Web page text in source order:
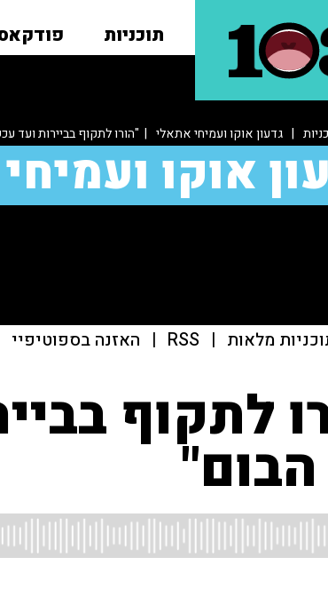
תוכניות
| גדעון אוקו ועמיחי אתאלי | "הורו לתקוף בביירות ועד
אוקו
מלאות |
RSS
| האזנה בספוטיפיי
לתקוף